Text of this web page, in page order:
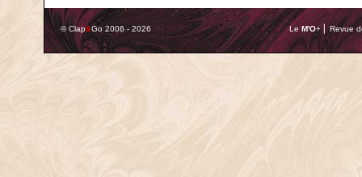
© Clap&Go 2006 - 2026 Le M'O+ ⎢ Revue